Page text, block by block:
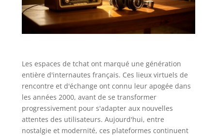
Les espaces de tchat ont marqué une génération
entière d'internautes français. Ces lieux virtuels de
rencontre et d'échange ont connu leur apogée dans
les années 2000, avant de se transformer
progressivement pour s'adapter aux nouvelles
attentes des utilisateurs. Aujourd'hui, entre
nostalgie et modernité, ces plateformes continuent